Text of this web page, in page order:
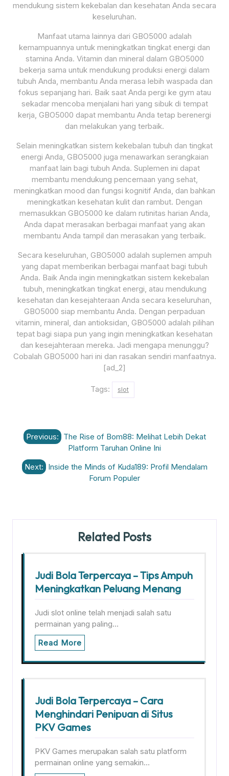
mendukung sistem kekebalan dan kesehatan Anda secara
keseluruhan.
Manfaat utama lainnya dari GBO5000 adalah
kemampuannya untuk meningkatkan tingkat energi dan
stamina Anda. Vitamin dan mineral dalam GBO5000
bekerja sama untuk mendukung produksi energi dalam
tubuh Anda, membantu Anda merasa lebih waspada dan
fokus sepanjang hari. Baik saat Anda pergi ke gym atau
sekadar mencoba menjalani hari yang sibuk di tempat
kerja, GBO5000 dapat membantu Anda tetap berenergi
dan melakukan yang terbaik.
Selain meningkatkan sistem kekebalan tubuh dan tingkat
energi Anda, GBO5000 juga menawarkan serangkaian
manfaat lain bagi tubuh Anda. Suplemen ini dapat
membantu mendukung pencernaan yang sehat,
meningkatkan mood dan fungsi kognitif Anda, dan bahkan
meningkatkan kesehatan kulit dan rambut. Dengan
memasukkan GBO5000 ke dalam rutinitas harian Anda,
Anda dapat merasakan berbagai manfaat yang akan
membantu Anda tampil dan merasakan yang terbaik.
Secara keseluruhan, GBO5000 adalah suplemen ampuh
yang dapat memberikan berbagai manfaat bagi tubuh
Anda. Baik Anda ingin meningkatkan sistem kekebalan
tubuh, meningkatkan tingkat energi, atau mendukung
kesehatan dan kesejahteraan Anda secara keseluruhan,
GBO5000 siap membantu Anda. Dengan perpaduan
vitamin, mineral, dan antioksidan, GBO5000 adalah pilihan
tepat bagi siapa pun yang ingin meningkatkan kesehatan
dan kesejahteraan mereka. Jadi mengapa menunggu?
Cobalah GBO5000 hari ini dan rasakan sendiri manfaatnya.
[ad_2]
Tags: slot
Post
navigation
Previous: The Rise of Bom88: Melihat Lebih Dekat
Platform Taruhan Online Ini
Next: Inside the Minds of Kuda189: Profil Mendalam
Forum Populer
Related Posts
Judi Bola Terpercaya – Tips Ampuh
Meningkatkan Peluang Menang
Judi slot online telah menjadi salah satu
permainan yang paling…
Read More
Judi Bola Terpercaya – Cara
Menghindari Penipuan di Situs
PKV Games
PKV Games merupakan salah satu platform
permainan online yang semakin…